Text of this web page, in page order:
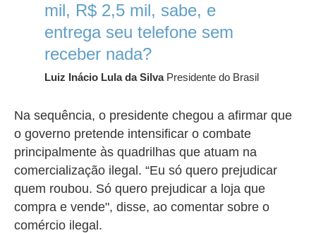
mil, R$ 2,5 mil, sabe, e
entrega seu telefone sem
receber nada?
Luiz Inácio Lula da SilvaPresidente do Brasil
Na sequência, o presidente chegou a afirmar que
o governo pretende intensificar o combate
principalmente às quadrilhas que atuam na
comercialização ilegal. “Eu só quero prejudicar
quem roubou. Só quero prejudicar a loja que
compra e vende", disse, ao comentar sobre o
comércio ilegal.